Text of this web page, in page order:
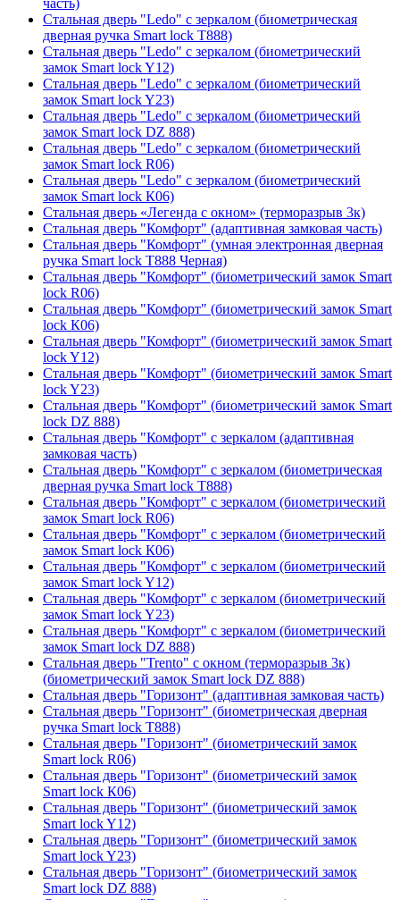
часть)
Стальная дверь "Ledo" с зеркалом (биометрическая
дверная ручка Smart lock T888)
Стальная дверь "Ledo" с зеркалом (биометрический
замок Smart lock Y12)
Стальная дверь "Ledo" с зеркалом (биометрический
замок Smart lock Y23)
Стальная дверь "Ledo" с зеркалом (биометрический
замок Smart lock DZ 888)
Стальная дверь "Ledo" с зеркалом (биометрический
замок Smart lock R06)
Стальная дверь "Ledo" с зеркалом (биометрический
замок Smart lock К06)
Стальная дверь «Легенда с окном» (терморазрыв 3к)
Стальная дверь "Комфорт" (адаптивная замковая часть)
Стальная дверь "Комфорт" (умная электронная дверная
ручка Smart lock T888 Черная)
Стальная дверь "Комфорт" (биометрический замок Smart
lock R06)
Стальная дверь "Комфорт" (биометрический замок Smart
lock К06)
Стальная дверь "Комфорт" (биометрический замок Smart
lock Y12)
Стальная дверь "Комфорт" (биометрический замок Smart
lock Y23)
Стальная дверь "Комфорт" (биометрический замок Smart
lock DZ 888)
Стальная дверь "Комфорт" с зеркалом (адаптивная
замковая часть)
Стальная дверь "Комфорт" с зеркалом (биометрическая
дверная ручка Smart lock T888)
Стальная дверь "Комфорт" с зеркалом (биометрический
замок Smart lock R06)
Стальная дверь "Комфорт" с зеркалом (биометрический
замок Smart lock К06)
Стальная дверь "Комфорт" с зеркалом (биометрический
замок Smart lock Y12)
Стальная дверь "Комфорт" с зеркалом (биометрический
замок Smart lock Y23)
Стальная дверь "Комфорт" с зеркалом (биометрический
замок Smart lock DZ 888)
Стальная дверь "Trento" с окном (терморазрыв 3к)
(биометрический замок Smart lock DZ 888)
Стальная дверь "Горизонт" (адаптивная замковая часть)
Стальная дверь "Горизонт" (биометрическая дверная
ручка Smart lock T888)
Стальная дверь "Горизонт" (биометрический замок
Smart lock R06)
Стальная дверь "Горизонт" (биометрический замок
Smart lock К06)
Стальная дверь "Горизонт" (биометрический замок
Smart lock Y12)
Стальная дверь "Горизонт" (биометрический замок
Smart lock Y23)
Стальная дверь "Горизонт" (биометрический замок
Smart lock DZ 888)